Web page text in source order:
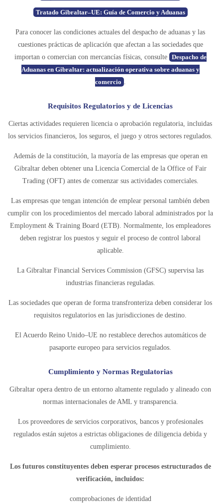
Tratado Gibraltar–UE: Guía de Comercio y Aduanas
Para conocer las condiciones actuales del despacho de aduanas y las
cuestiones prácticas de aplicación que afectan a las sociedades que
importan o comercian con mercancías físicas, consulte Despacho de
Aduanas en Gibraltar: actualización operativa sobre aduanas y
comercio .
Requisitos Regulatorios y de Licencias
Ciertas actividades requieren licencia o aprobación regulatoria, incluidas
los servicios financieros, los seguros, el juego y otros sectores regulados.
Además de la constitución, la mayoría de las empresas que operan en
Gibraltar deben obtener una Licencia Comercial de la Office of Fair
Trading (OFT) antes de comenzar sus actividades comerciales.
Las empresas que tengan intención de emplear personal también deben
cumplir con los procedimientos del mercado laboral administrados por la
Employment & Training Board (ETB). Normalmente, los empleadores
deben registrar los puestos y seguir el proceso de control laboral
aplicable.
La Gibraltar Financial Services Commission (GFSC) supervisa las
industrias financieras reguladas.
Las sociedades que operan de forma transfronteriza deben considerar los
requisitos regulatorios en las jurisdicciones de destino.
El Acuerdo Reino Unido–UE no restablece derechos automáticos de
pasaporte europeo para servicios regulados.
Cumplimiento y Normas Regulatorias
Gibraltar opera dentro de un entorno altamente regulado y alineado con
normas internacionales de AML y transparencia.
Los proveedores de servicios corporativos, bancos y profesionales
regulados están sujetos a estrictas obligaciones de diligencia debida y
cumplimiento.
Los futuros constituyentes deben esperar procesos estructurados de
verificación, incluidos:
comprobaciones de identidad